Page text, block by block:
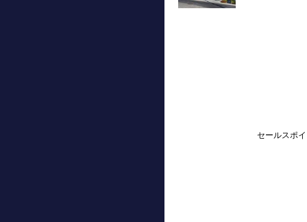
セールスポ